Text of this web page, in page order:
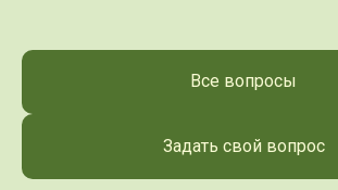
Все вопросы
Задать свой вопрос